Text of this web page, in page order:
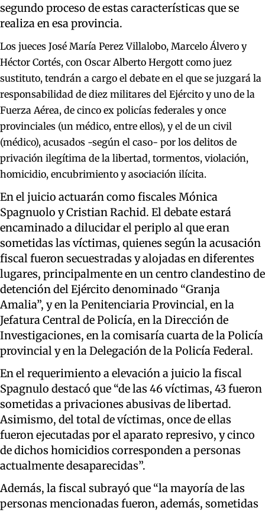
segundo proceso de estas características que se
realiza en esa provincia.
Los jueces José María Perez Villalobo, Marcelo Álvero y
Héctor Cortés, con Oscar Alberto Hergott como juez
sustituto, tendrán a cargo el debate en el que se juzgará la
responsabilidad de diez militares del Ejército y uno de la
Fuerza Aérea, de cinco ex policías federales y once
provinciales (un médico, entre ellos), y el de un civil
(médico), acusados -según el caso- por los delitos de
privación ilegítima de la libertad, tormentos, violación,
homicidio, encubrimiento y asociación ilícita.
En el juicio actuarán como fiscales Mónica
Spagnuolo y Cristian Rachid. El debate estará
encaminado a dilucidar el periplo al que eran
sometidas las víctimas, quienes según la acusación
fiscal fueron secuestradas y alojadas en diferentes
lugares, principalmente en un centro clandestino de
detención del Ejército denominado “Granja
Amalia”, y en la Penitenciaria Provincial, en la
Jefatura Central de Policía, en la Dirección de
Investigaciones, en la comisaría cuarta de la Policía
provincial y en la Delegación de la Policía Federal.
En el requerimiento a elevación a juicio la fiscal
Spagnulo destacó que “de las 46 víctimas, 43 fueron
sometidas a privaciones abusivas de libertad.
Asimismo, del total de víctimas, once de ellas
fueron ejecutadas por el aparato represivo, y cinco
de dichos homicidios corresponden a personas
actualmente desaparecidas”.
Además, la fiscal subrayó que “la mayoría de las
personas mencionadas fueron, además, sometidas